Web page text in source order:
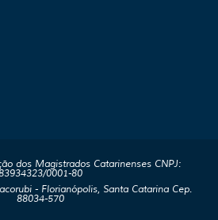
dos Magistrados Catarinenses CNPJ:
0001-80
- Florianópolis, Santa Catarina Cep.
88034-570